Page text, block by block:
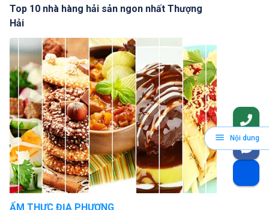
Top 10 nhà hàng hải sản ngon nhất Thượng
Hải
ẨM THỰC ĐỊA PHƯƠNG
Nội dung